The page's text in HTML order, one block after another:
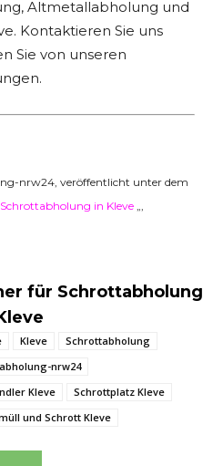
Altmetallabholung und
Kontaktieren Sie uns
Sie von unseren
nrw24, veröffentlicht unter dem
in Kleve „,
für Schrottabholung
Kleve
Schrottabholung
nrw24
Kleve
Schrottplatz Kleve
und Schrott Kleve